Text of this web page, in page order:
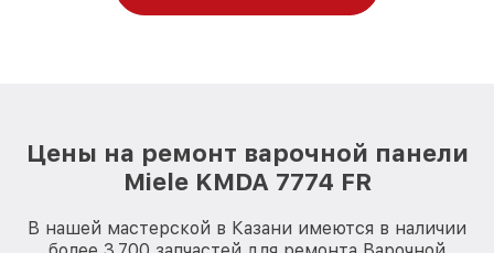
Цены на ремонт варочной панели
Miele KMDA 7774 FR
В нашей мастерской в Казани имеются в наличии